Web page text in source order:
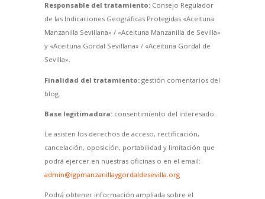
Responsable del tratamiento:Consejo Regulador
de las Indicaciones Geográficas Protegidas «Aceituna
Manzanilla Sevillana» / «Aceituna Manzanilla de Sevilla»
y «Aceituna Gordal Sevillana» / «Aceituna Gordal de
Sevilla».
Finalidad del tratamiento:gestión comentarios del
blog.
Base legitimadora:consentimiento del interesado.
Le asisten los derechos de acceso, rectificación,
cancelación, oposición, portabilidad y limitación que
podrá ejercer en nuestras oficinas o en el email:
admin@igpmanzanillaygordaldesevilla.org
Podrá obtener información ampliada sobre el